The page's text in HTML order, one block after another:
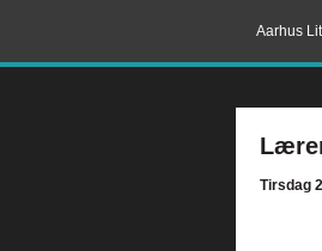
Aarhus
Tirsdag